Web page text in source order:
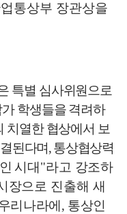
통상부 장관상을
특별 심사위원으로
학생들을 격려하
치열한 협상에서 보
된다며,통상협상력
시대 "라고 강조하
장으로 진출해 새
리나라에 , 통상인